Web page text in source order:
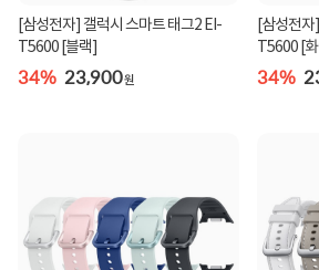
[삼성전자] 갤럭시 스마트 태그2 EI-
T5600 [블랙]
34% 23,900원
[삼성전
34%